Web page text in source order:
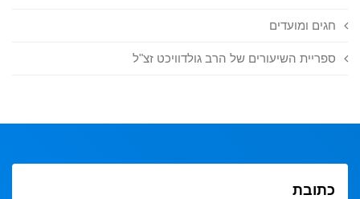
חגים ומועדים
ספריית השיעורים של הרב גולדוויכט זצ"ל
כתובת